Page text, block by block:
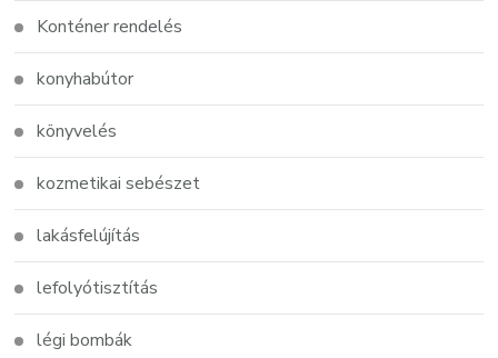
Konténer rendelés
konyhabútor
könyvelés
kozmetikai sebészet
lakásfelújítás
lefolyótisztítás
légi bombák